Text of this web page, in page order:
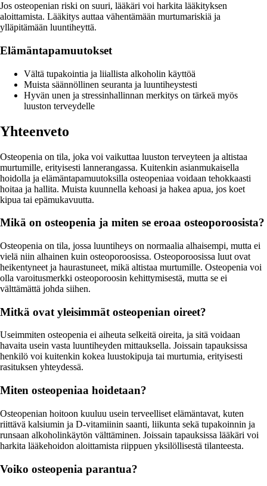
Jos osteopenian riski on suuri, lääkäri voi harkita lääkityksen
aloittamista. Lääkitys auttaa vähentämään murtumariskiä ja
ylläpitämään luuntiheyttä.
Elämäntapamuutokset
Vältä tupakointia ja liiallista alkoholin käyttöä
Muista säännöllinen seuranta ja luuntiheystesti
Hyvän unen ja stressinhallinnan merkitys on tärkeä myös
luuston terveydelle
Yhteenveto
Osteopenia on tila, joka voi vaikuttaa luuston terveyteen ja altistaa
murtumille, erityisesti lannerangassa. Kuitenkin asianmukaisella
hoidolla ja elämäntapamuutoksilla osteopeniaa voidaan tehokkaasti
hoitaa ja hallita. Muista kuunnella kehoasi ja hakea apua, jos koet
kipua tai epämukavuutta.
Mikä on osteopenia ja miten se eroaa osteoporoosista?
Osteopenia on tila, jossa luuntiheys on normaalia alhaisempi, mutta ei
vielä niin alhainen kuin osteoporoosissa. Osteoporoosissa luut ovat
heikentyneet ja haurastuneet, mikä altistaa murtumille. Osteopenia voi
olla varoitusmerkki osteoporoosin kehittymisestä, mutta se ei
välttämättä johda siihen.
Mitkä ovat yleisimmät osteopenian oireet?
Useimmiten osteopenia ei aiheuta selkeitä oireita, ja sitä voidaan
havaita usein vasta luuntiheyden mittauksella. Joissain tapauksissa
henkilö voi kuitenkin kokea luustokipuja tai murtumia, erityisesti
rasituksen yhteydessä.
Miten osteopeniaa hoidetaan?
Osteopenian hoitoon kuuluu usein terveelliset elämäntavat, kuten
riittävä kalsiumin ja D-vitamiinin saanti, liikunta sekä tupakoinnin ja
runsaan alkoholinkäytön välttäminen. Joissain tapauksissa lääkäri voi
harkita lääkehoidon aloittamista riippuen yksilöllisestä tilanteesta.
Voiko osteopenia parantua?